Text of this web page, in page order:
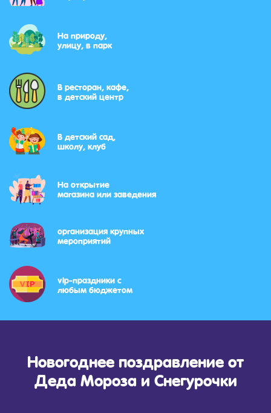
На природу,
улицу, в парк
В ресторан, кафе,
в детский центр
В детский сад,
школу, клуб
На открытие
магазина или заведения
организация крупных
мероприятий
vip-праздники с
любым бюджетом
Новогоднее поздравление от
Деда Мороза и Снегурочки